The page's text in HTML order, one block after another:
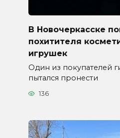
В Новочеркасске
похитителя
игрушек
Один из покупателей
пытался пронести
136